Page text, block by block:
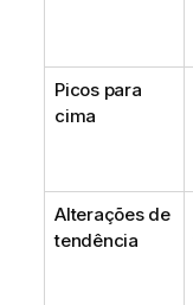
Picos para
cima
Alterações de
tendência